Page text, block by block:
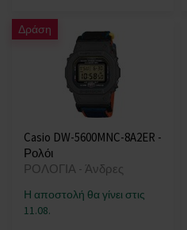
Δράση
Casio DW-5600MNC-8A2ER -
Ρολόι
ΡΟΛΟΓΙΑ - Άνδρες
Η αποστολή θα γίνει στις
11.08.